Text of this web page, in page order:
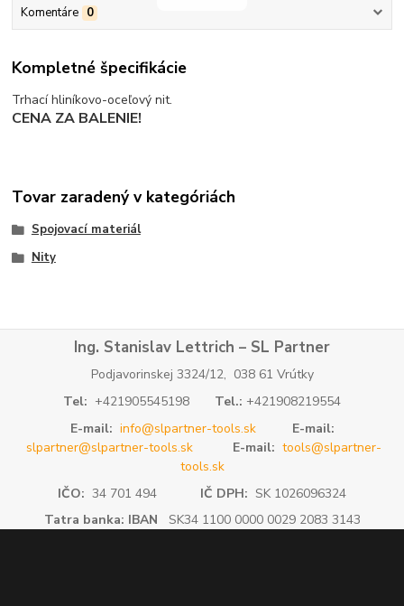
Komentáre 0
Kompletné špecifikácie
Trhací hliníkovo-oceľový nit.
CENA ZA BALENIE!
Tovar zaradený v kategóriách
Spojovací materiál
Nity
Ing. Stanislav Lettrich – SL Partner
Podjavorinskej 3324/12, 038 61 Vrútky
Tel: +421905545198 Tel.: +421908219554
E-mail: info@slpartner-tools.sk
E-mail:
slpartner@slpartner-tools.sk
E-mail: tools@slpartner-
tools.sk
IČO: 34 701 494 IČ DPH: SK 1026096324
Tatra banka: IBAN SK34 1100 0000 0029 2083 3143